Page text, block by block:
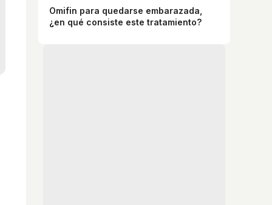
Omifin para quedarse embarazada,
¿en qué consiste este tratamiento?